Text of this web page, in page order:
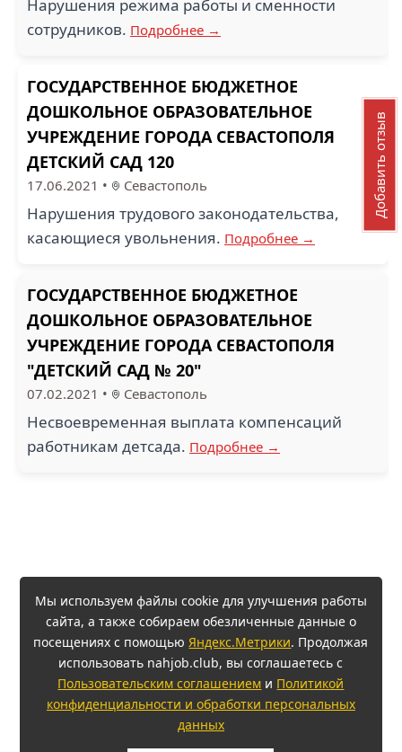
Нарушения режима работы и сменности
сотрудников. Подробнее →
ГОСУДАРСТВЕННОЕ БЮДЖЕТНОЕ
ДОШКОЛЬНОЕ ОБРАЗОВАТЕЛЬНОЕ
УЧРЕЖДЕНИЕ ГОРОДА СЕВАСТОПОЛЯ
ДЕТСКИЙ САД 120
17.06.2021 • Севастополь
Нарушения трудового законодательства,
касающиеся увольнения. Подробнее →
ГОСУДАРСТВЕННОЕ БЮДЖЕТНОЕ
ДОШКОЛЬНОЕ ОБРАЗОВАТЕЛЬНОЕ
УЧРЕЖДЕНИЕ ГОРОДА СЕВАСТОПОЛЯ
"ДЕТСКИЙ САД № 20"
07.02.2021 • Севастополь
Несвоевременная выплата компенсаций
работникам детсада. Подробнее →
Мы используем файлы cookie для улучшения работы
сайта, а также собираем обезличенные данные о
посещениях с помощьюЯндекс.Метрики. Продолжая
использовать nahjob.club, вы соглашаетесь с
Пользовательским соглашением и Политикой
конфиденциальности и обработки персональных
данных
Добавить отзыв